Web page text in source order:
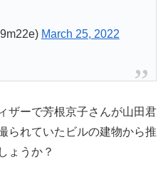
March 25, 2022
ザーで芳根京子さんが山田君
られていたビルの建物から推
ょうか？